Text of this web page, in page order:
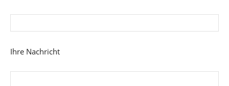
Ihre Nachricht